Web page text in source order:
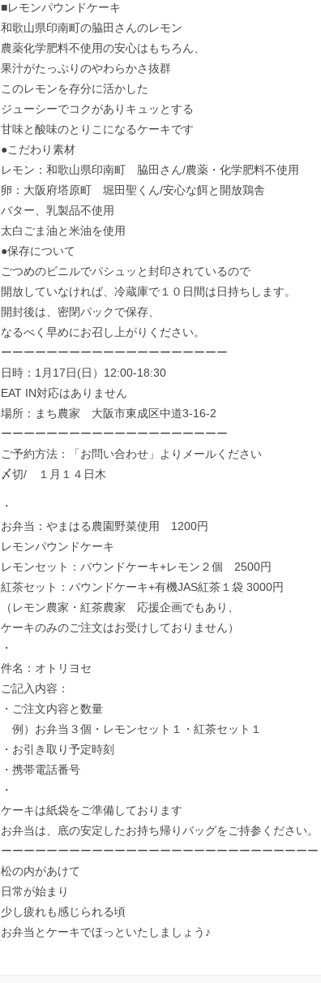
■レモンパウンドケーキ
和歌山県印南町の脇田さんのレモン
農薬化学肥料不使用の安心はもちろん、
果汁がたっぷりのやわらかさ抜群
このレモンを存分に活かした
ジューシーでコクがありキュッとする
甘味と酸味のとりこになるケーキです
●こだわり素材
レモン：和歌山県印南町 脇田さん/農薬・化学肥料不使用
卵：大阪府塔原町 堀田聖くん/安心な餌と開放鶏舎
バター、乳製品不使用
太白ごま油と米油を使用
●保存について
ごつめのビニルでパシュッと封印されているので
開放していなければ、冷蔵庫で１０日間は日持ちします。
開封後は、密閉パックで保存、
なるべく早めにお召し上がりください。
ーーーーーーーーーーーーーーーーーーーー
日時：1月17日(日）12:00-18:30
EAT IN対応はありません
場所：まち農家 大阪市東成区中道3-16-2
ーーーーーーーーーーーーーーーーーーーー
ご予約方法：「お問い合わせ」よりメールください
〆切/ １月１４日木
・
お弁当：やまはる農園野菜使用 1200円
レモンパウンドケーキ
レモンセット：パウンドケーキ+レモン２個 2500円
紅茶セット：パウンドケーキ+有機JAS紅茶１袋 3000円
（レモン農家・紅茶農家 応援企画でもあり、
ケーキのみのご注文はお受けしておりません）
・
件名：オトリヨセ
ご記入内容：
・ご注文内容と数量
例）お弁当３個・レモンセット１・紅茶セット１
・お引き取り予定時刻
・携帯電話番号
・
ケーキは紙袋をご準備しております
お弁当は、底の安定したお持ち帰りバッグをご持参ください。
ーーーーーーーーーーーーーーーーーーーーーーーーーーーー
松の内があけて
日常が始まり
少し疲れも感じられる頃
お弁当とケーキでほっといたしましょう♪